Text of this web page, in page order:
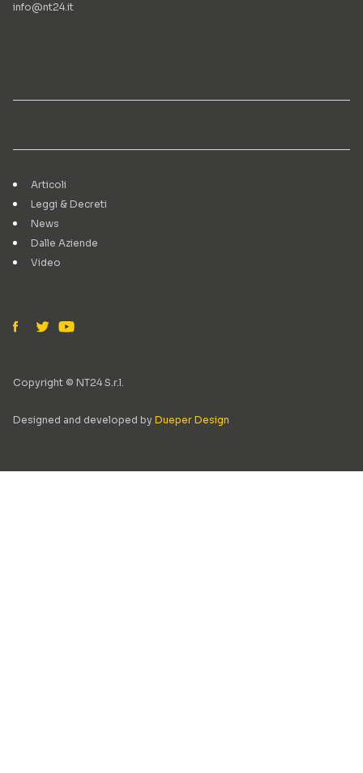
info@nt24.it
Articoli
Leggi & Decreti
News
Dalle Aziende
Video
Copyright © NT24 S.r.l.
Designed and developed by Dueper Design